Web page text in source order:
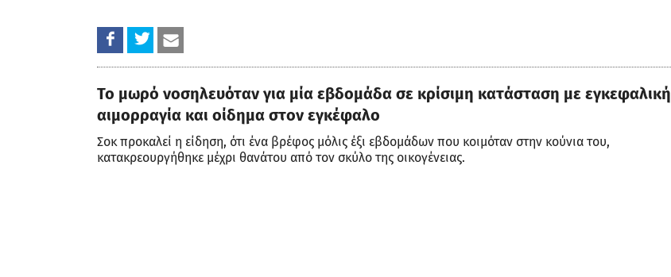
Το μωρό νοσηλευόταν για μία εβδομάδα σε κρίσιμη κατάσταση με εγκεφαλική
αιμορραγία και οίδημα στον εγκέφαλο
Σοκ προκαλεί η είδηση, ότι ένα βρέφος μόλις έξι εβδομάδων που κοιμόταν στην κούνια του,
κατακρεουργήθηκε μέχρι θανάτου από τον σκύλο της οικογένειας.